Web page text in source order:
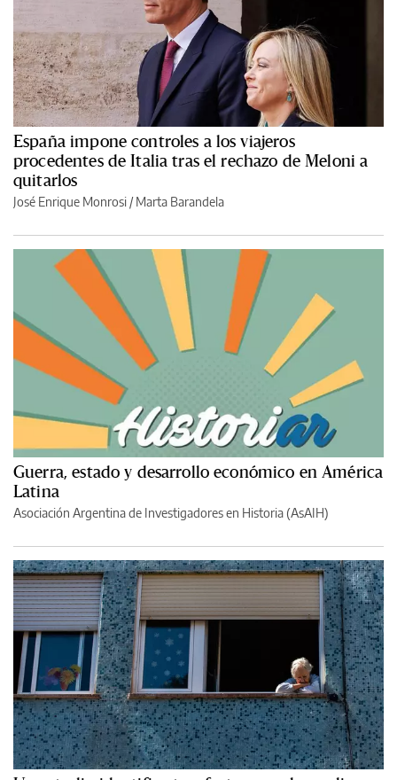
España impone controles a los viajeros
procedentes de Italia tras el rechazo de Meloni a
quitarlos
José Enrique Monrosi / Marta Barandela
Guerra, estado y desarrollo económico en América
Latina
Asociación Argentina de Investigadores en Historia (AsAIH)